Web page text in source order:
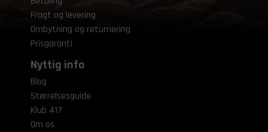
Fragt og levering
Ombytning og returnering
Prisgaranti
Nyttig info
Blog
Størrelsesguide
Klub 417
Om os